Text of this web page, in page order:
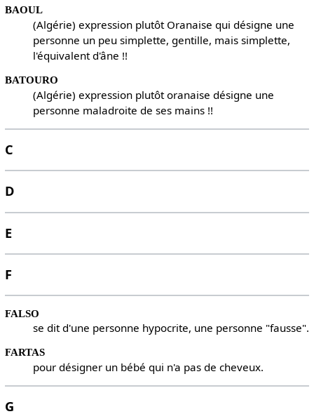
BAOUL
(Algérie) expression plutôt Oranaise qui désigne une
personne un peu simplette, gentille, mais simplette,
l'équivalent d'âne !!
BATOURO
(Algérie) expression plutôt oranaise désigne une
personne maladroite de ses mains !!
C
D
E
F
FALSO
se dit d'une personne hypocrite, une personne "fausse".
FARTAS
pour désigner un bébé qui n'a pas de cheveux.
G